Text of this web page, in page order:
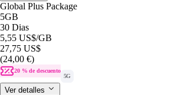
Global Plus Package
5GB
30 Dias
5,55 US$/GB
27,75 US$
(24,00 €)
20 % de descuento
5G
Ver detalles